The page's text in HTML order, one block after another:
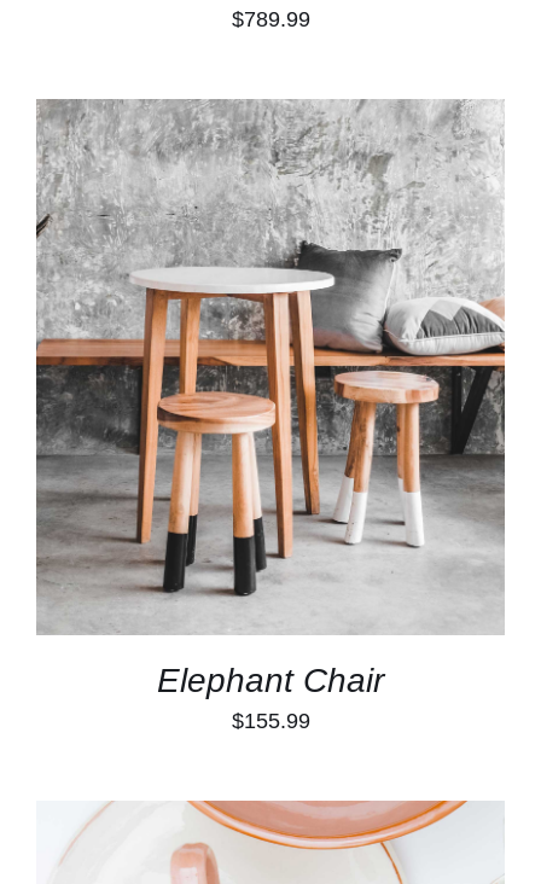
$789.99
TOEVOEGEN AAN WINKELWAGEN
/
DETAILS
Elephant Chair
$155.99